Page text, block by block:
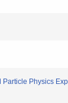
Physics